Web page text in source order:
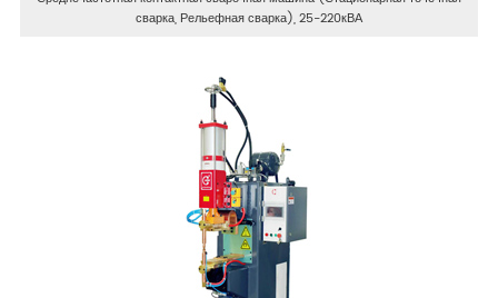
сварка, Рельефная сварка), 25-220кВА